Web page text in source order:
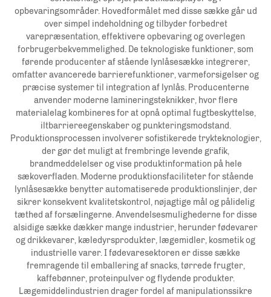
opbevaringsområder. Hovedformålet med disse sække går ud
over simpel indeholdning og tilbyder forbedret
varepræsentation, effektivere opbevaring og overlegen
forbrugerbekvemmelighed. De teknologiske funktioner, som
førende producenter af stående lynlåsesække integrerer,
omfatter avancerede barrierefunktioner, varmeforsigelser og
præcise systemer til integration af lynlås. Producenterne
anvender moderne lamineringsteknikker, hvor flere
materialelag kombineres for at opnå optimal fugtbeskyttelse,
iltbarriereegenskaber og punkteringsmodstand.
Produktionsprocessen involverer sofistikerede trykteknologier,
der gør det muligt at frembringe levende grafik,
brandmeddelelser og vise produktinformation på hele
sækoverfladen. Moderne produktionsfaciliteter for stående
lynlåsesække benytter automatiserede produktionslinjer, der
sikrer konsekvent kvalitetskontrol, nøjagtige mål og pålidelig
tæthed af forsælingerne. Anvendelsesmulighederne for disse
alsidige sække dækker mange industrier, herunder fødevarer
og drikkevarer, kæledyrsprodukter, lægemidler, kosmetik og
industrielle varer. I fødevaresektoren er disse sække
fremragende til emballering af snacks, tørrede frugter,
kaffebønner, proteinpulver og flydende produkter.
Lægemiddelindustrien drager fordel af manipulationssikre